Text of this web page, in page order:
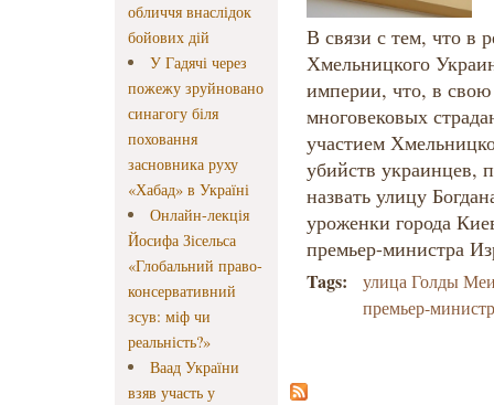
обличчя внаслідок
бойових дій
У Гадячі через
пожежу зруйновано
синагогу біля
поховання
засновника руху
«Хабад» в Україні
Онлайн-лекція
Йосифа Зісельса
«Глобальний право-
консервативний
зсув: міф чи
реальність?»
Ваад України
взяв участь у
В связи с тем, что в
Хмельницкого
империи, что, в
многовековых
участием
убийств украинцев,
назвать улицу
уроженки города
премьер-министра
Tags:
улица Голды
премьер-